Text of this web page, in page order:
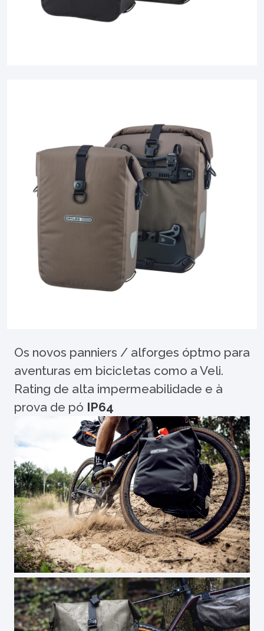
Os novos panniers / alforges óptmo para
aventuras em bicicletas como a Veli.
Rating de alta impermeabilidade e à
prova de pó IP64